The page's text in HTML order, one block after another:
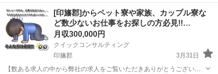
ビニ向けの カップ氷や 袋入りの氷を製造しているところで 氷を製造
するお仕事です！ 丁寧に教えてもらえます！！ 未経験 大大大歓...
千葉 印旛郡 その他 未経験
[印旛郡]からペット寮や家族、カップル寮な
ど数少ないお仕事をお探しの方必見!!…
月収300,000円
クイックコンサルティング
印旛郡
3月31日
【数ある求人の中から弊社の求人をご覧いただきありがとうございま